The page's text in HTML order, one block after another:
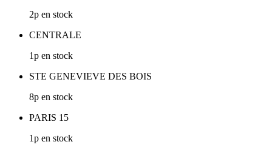
2p en stock
CENTRALE
1p en stock
STE GENEVIEVE DES BOIS
8p en stock
PARIS 15
1p en stock